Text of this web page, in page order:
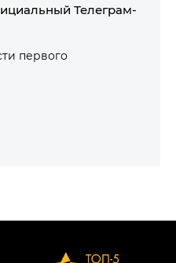
Телеграм-
первого